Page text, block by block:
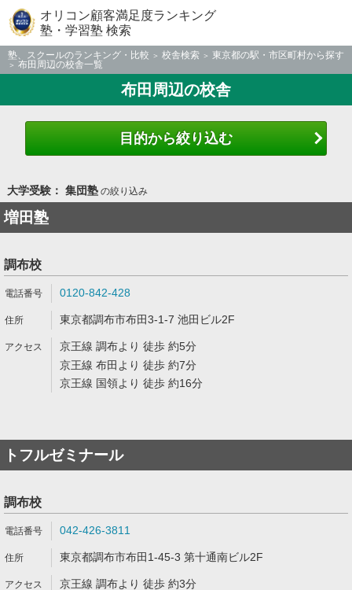
オリコン顧客満足度ランキング
塾・学習塾 検索
塾、スクールのランキング・比較 校舎検索
東京都の駅・市区町村から探す
布田周辺の校舎一覧
布田周辺の校舎
目的から絞り込む
大学受験： 集団塾の絞り込み
増田塾
調布校
0120-842-428
東京都調布市布田3-1-7 池田ビル2F
京王線 調布より 徒歩 約5分
京王線 布田より 徒歩 約7分
京王線 国領より 徒歩 約16分
トフルゼミナール
調布校
042-426-3811
東京都調布市布田1-45-3 第十通南ビル2F
京王線 調布より 徒歩 約3分